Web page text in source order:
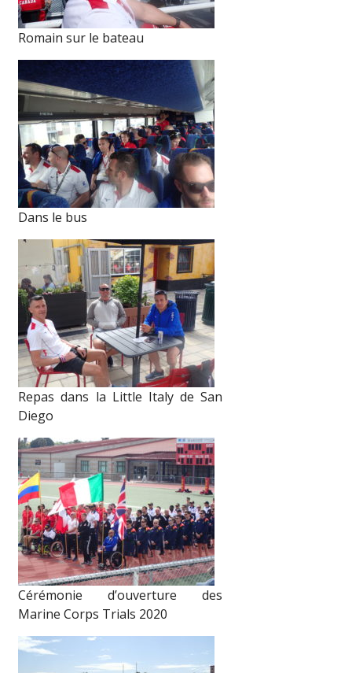
Romain sur le bateau
Dans le bus
Repas dans la Little Italy de San
Diego
Cérémonie d’ouverture des
Marine Corps Trials 2020